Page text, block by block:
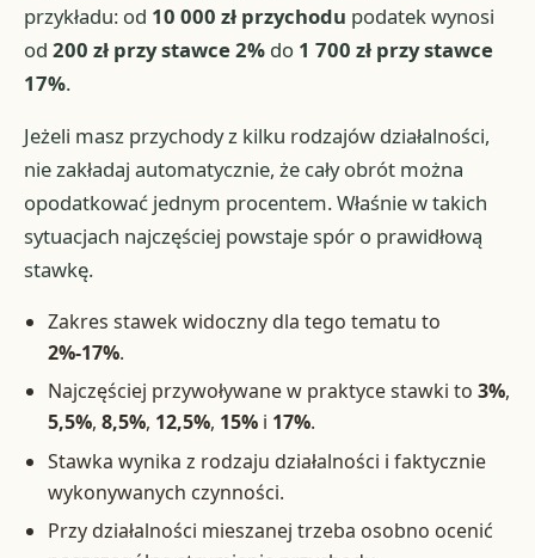
przykładu: od 10 000 zł przychodu podatek wynosi
od200 zł przy stawce 2% do 1 700 zł przy stawce
17%.
Jeżeli masz przychody z kilku rodzajów działalności,
nie zakładaj automatycznie, że cały obrót można
opodatkować jednym procentem. Właśnie w takich
sytuacjach najczęściej powstaje spór o prawidłową
stawkę.
Zakres stawek widoczny dla tego tematu to
2%-17%.
Najczęściej przywoływane w praktyce stawki to 3%,
5,5%, 8,5%, 12,5%, 15%i 17%.
Stawka wynika z rodzaju działalności i faktycznie
wykonywanych czynności.
Przy działalności mieszanej trzeba osobno ocenić